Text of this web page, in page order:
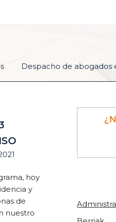
Despacho de abogados
hoy
y
de
nuestro
Barra